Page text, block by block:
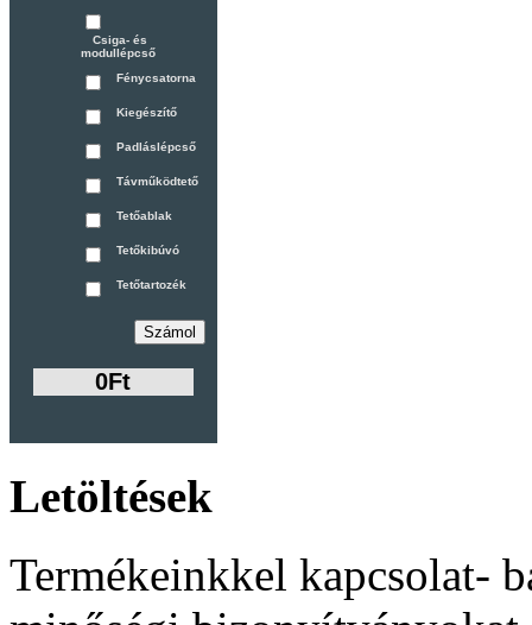
Csiga- és
modullépcső
Fénycsatorna
Kiegészítő
Padláslépcső
Távműködtető
Tetőablak
Tetőkibúvó
Tetőtartozék
0Ft
Letöltések
Termékeinkkel kapcsolat-